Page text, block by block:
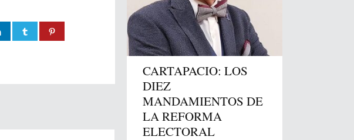
CARTAPACIO: LOS
DIEZ
MANDAMIENTOS DE
LA REFORMA
ELECTORAL